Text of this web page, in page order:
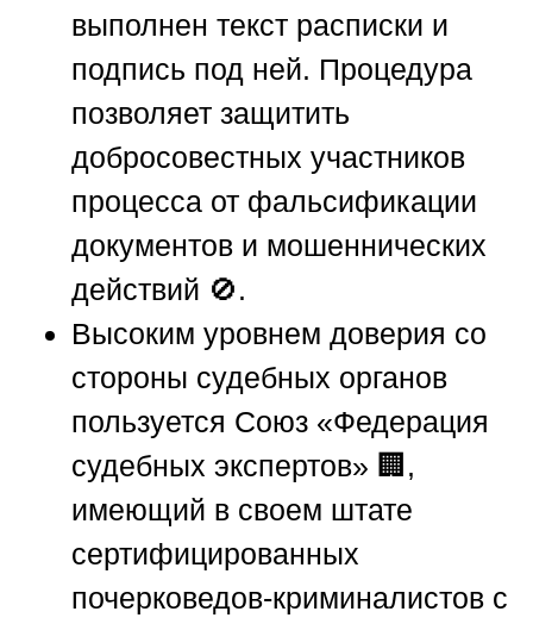
выполнен текст расписки и
подпись под ней. Процедура
позволяет защитить
добросовестных участников
процесса от фальсификации
документов и мошеннических
действий 🚫.
Высоким уровнем доверия со
стороны судебных органов
пользуется Союз «Федерация
судебных экспертов» 🏢,
имеющий в своем штате
сертифицированных
почерковедов-криминалистов с